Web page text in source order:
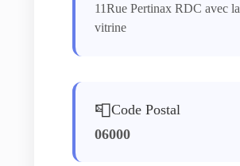
11Rue Pertinax RDC avec la
vitrine
📮Code Postal
06000